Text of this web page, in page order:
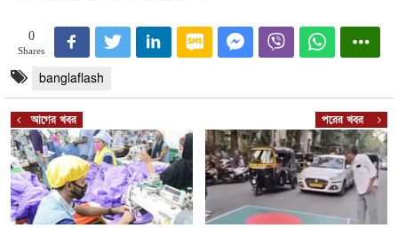
0
Shares
banglaflash
আগের খবর পরের খবর